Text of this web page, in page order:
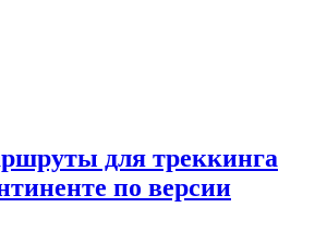
для треккинга
по версии